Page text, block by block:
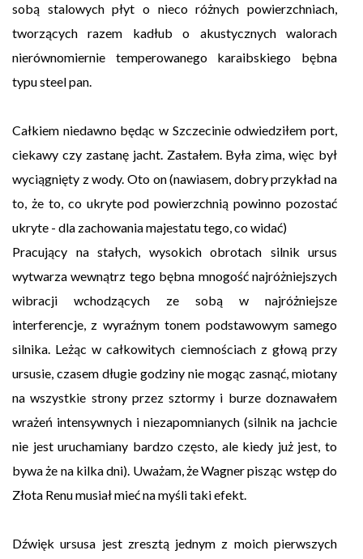
sobą stalowych płyt o nieco różnych powierzchniach,
tworzących razem kadłub o akustycznych walorach
nierównomiernie temperowanego karaibskiego bębna
typu steel pan.
Całkiem niedawno będąc w Szczecinie odwiedziłem port,
ciekawy czy zastanę jacht. Zastałem. Była zima, więc był
wyciągnięty z wody. Oto on (nawiasem, dobry przykład na
to, że to, co ukryte pod powierzchnią powinno pozostać
ukryte - dla zachowania majestatu tego, co widać)
Pracujący na stałych, wysokich obrotach silnik ursus
wytwarza wewnątrz tego bębna mnogość najróżniejszych
wibracji wchodzących ze sobą w najróżniejsze
interferencje, z wyraźnym tonem podstawowym samego
silnika. Leżąc w całkowitych ciemnościach z głową przy
ursusie, czasem długie godziny nie mogąc zasnąć, miotany
na wszystkie strony przez sztormy i burze doznawałem
wrażeń intensywnych i niezapomnianych (silnik na jachcie
nie jest uruchamiany bardzo często, ale kiedy już jest, to
bywa że na kilka dni). Uważam, że Wagner pisząc wstęp do
Złota Renu musiał mieć na myśli taki efekt.
Dźwięk ursusa jest zresztą jednym z moich pierwszych